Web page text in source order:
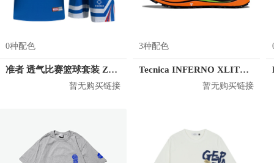
0种配色
准者 透气比赛篮球套装 Z118210177
暂无购买链接
3种配色
Tecnica INFERNO XLITE 2.0 MS
暂无购买链接